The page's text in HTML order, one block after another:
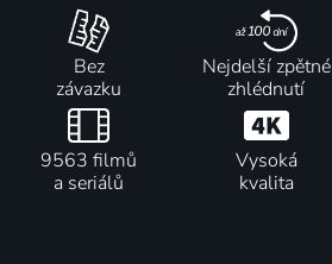
Bez
závazku
Nejdelší zpětné
zhlédnutí
9563 filmů
a seriálů
Vysoká
kvalita